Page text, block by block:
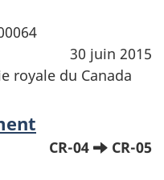
30 juin 2015
royale du Canada
CR-04
CR-05